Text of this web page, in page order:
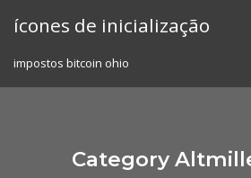
ícones de inicialização
impostos bitcoin ohio
Category